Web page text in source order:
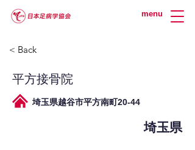
menu
< Back
平方接骨院
埼玉県越谷市平方南町20-44
埼玉県